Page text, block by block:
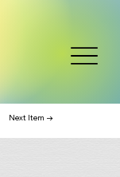
Next Item →